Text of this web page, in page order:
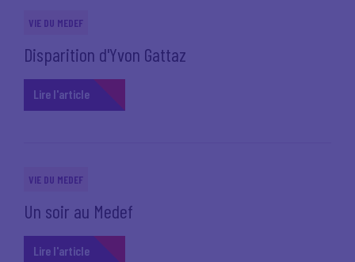
VIE DU MEDEF
Disparition d'Yvon Gattaz
Lire l'article
VIE DU MEDEF
Un soir au Medef
Lire l'article